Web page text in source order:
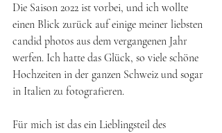
Die Saison 2022 ist vorbei, und ich wollte
einen Blick zurück auf einige meiner liebsten
candid photos aus dem vergangenen Jahr
werfen. Ich hatte das Glück, so viele schöne
Hochzeiten in der ganzen Schweiz und sogar
in Italien zu fotografieren.
Für mich ist das ein Lieblingsteil des